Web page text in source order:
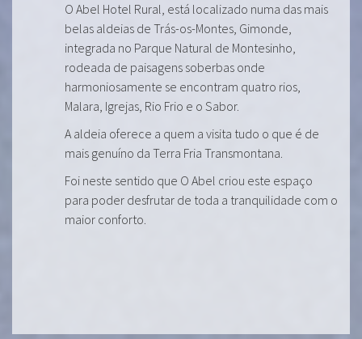
O Abel Hotel Rural, está localizado numa das mais
belas aldeias de Trás-os-Montes, Gimonde,
integrada no Parque Natural de Montesinho,
rodeada de paisagens soberbas onde
harmoniosamente se encontram quatro rios,
Malara, Igrejas, Rio Frio e o Sabor.
A aldeia oferece a quem a visita tudo o que é de
mais genuíno da Terra Fria Transmontana.
Foi neste sentido que O Abel criou este espaço
para poder desfrutar de toda a tranquilidade com o
maior conforto.